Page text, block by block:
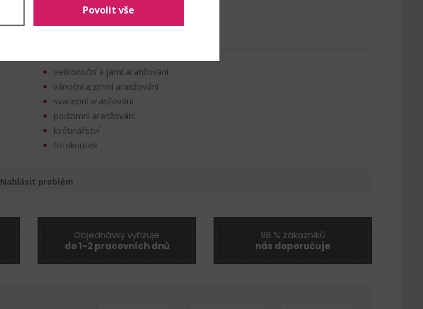
Ploché dno
velikonoční a jarní aranžování
vánoční a zimní aranžování
svatební aranžování
podzimní aranžování
květinářství
fotokoutek
Nahlásit problém
Objednávky vyřizuje
do 1-2 pracovních dnů
98 % zákazníků
nás doporučuje
Povolit vše